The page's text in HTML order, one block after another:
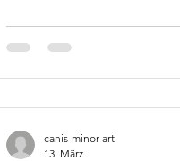
langjähriger bester
bringt er Darcy alles bei,
über Männer wissen
canis-minor-art
13. März